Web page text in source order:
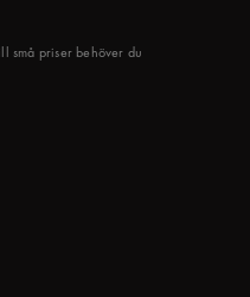
små priser behöver du